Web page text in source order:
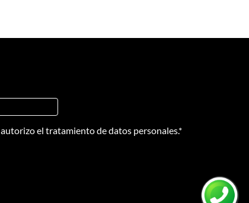
autorizo el tratamiento de datos personales.*